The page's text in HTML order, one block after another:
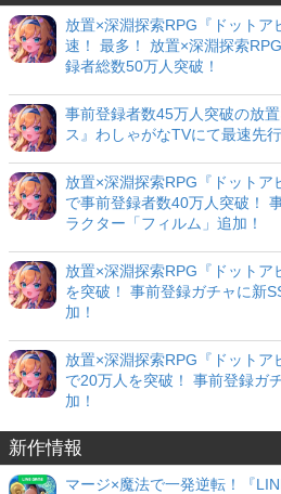
放置×深淵探索RPG『ドット
速！ 最多！ 放置×深淵探索
録者総数50万人突破！
事前登録者数45万人突破の放
ス』わしゃがなTVにて最速先
放置×深淵探索RPG『ドットア
で事前登録者数40万人突破！
ラクター「フィルム」追加！
放置×深淵探索RPG『ドットア
を突破！ 事前登録ガチャに新
加！
放置×深淵探索RPG『ドットア
で20万人を突破！ 事前登録ガ
加！
新作情報
マージ×魔法で一発逆転！『